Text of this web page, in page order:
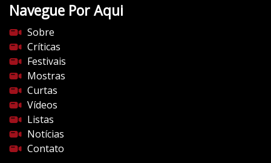
e
d
o
c
i
n
e
m
a
.
Navegue Por Aqui
Sobre
Críticas
Festivais
Mostras
Curtas
Vídeos
Listas
Notícias
Contato